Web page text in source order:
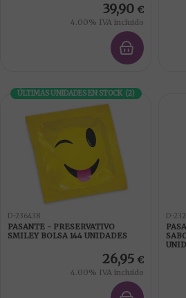
39,90 €
4.00% IVA incluido
ÚLTIMAS UNIDADES EN STOCK (2)
D-236438
PASANTE - PRESERVATIVO
SMILEY BOLSA 144 UNIDADES
26,95 €
4.00% IVA incluido
D-